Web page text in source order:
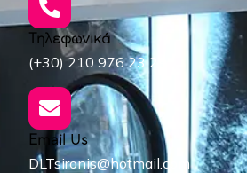
Τηλεφωνικά
(+30) 210 976 23 29
Email Us
DLTsironis@hotmail.com